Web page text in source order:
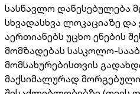
სასწავლო დაწესებულება
სხვადასხვა ლოკაციაზე
აერთიანებს უცხო ენების
მომზადებას სასკოლო-
მომსახურებისთვის
მაქსიმალურად